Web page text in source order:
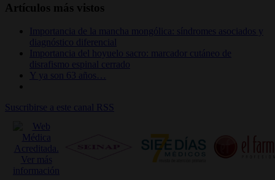
Artículos más vistos
Importancia de la mancha mongólica: síndromes asociados y
diagnóstico diferencial
Importancia del hoyuelo sacro: marcador cutáneo de
disrafismo espinal cerrado
Y ya son 63 años…
Suscribirse a este canal RSS